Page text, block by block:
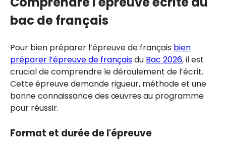
bac de français
Pour bien préparer l’épreuve de français bien
préparer l’épreuve de françaisdu Bac 2026, il est
crucial de comprendre le déroulement de l’écrit.
Cette épreuve demande rigueur, méthode et une
bonne connaissance des œuvres au programme
pour réussir.
Format et durée de l'épreuve